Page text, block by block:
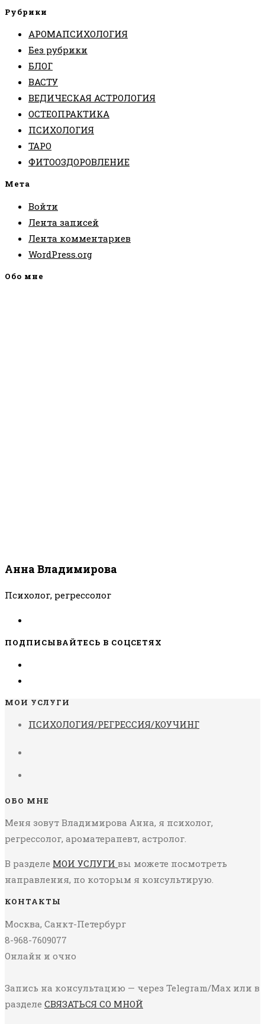
Рубрики
АРОМАПСИХОЛОГИЯ
Без рубрики
БЛОГ
ВАСТУ
ВЕДИЧЕСКАЯ АСТРОЛОГИЯ
ОСТЕОПРАКТИКА
ПСИХОЛОГИЯ
ТАРО
ФИТООЗДОРОВЛЕНИЕ
Мета
Войти
Лента записей
Лента комментариев
WordPress.org
Обо мне
Анна Владимирова
Психолог, регрессолог
ПОДПИСЫВАЙТЕСЬ В СОЦСЕТЯХ
МОИ УСЛУГИ
ПСИХОЛОГИЯ/РЕГРЕССИЯ/КОУЧИНГ
ОБО МНЕ
Меня зовут Владимирова Анна, я психолог,
регрессолог, ароматерапевт, астролог.
В разделе МОИ УСЛУГИ вы можете посмотреть
направления, по которым я консультирую.
КОНТАКТЫ
Москва, Санкт-Петербург
8-968-7609077
Онлайн и очно
Запись на консультацию — через Telegram/Max или в
разделе СВЯЗАТЬСЯ СО МНОЙ